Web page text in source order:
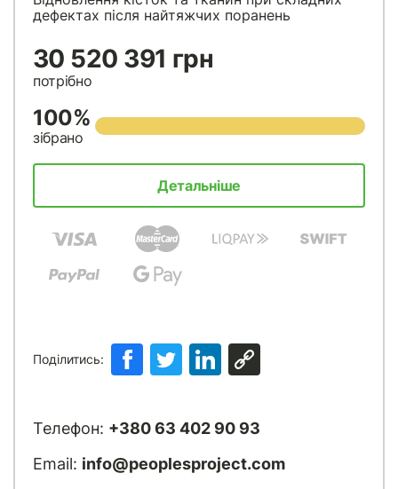
дефектах після найтяжчих поранень
30 520 391 грн
потрібно
100%
зібрано
Детальніше
Поділитись:
Телефон: +380 63 402 90 93
Email: info@peoplesproject.com